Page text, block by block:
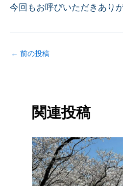
今回もお呼びいただきあり
← 前の投稿
関連投稿